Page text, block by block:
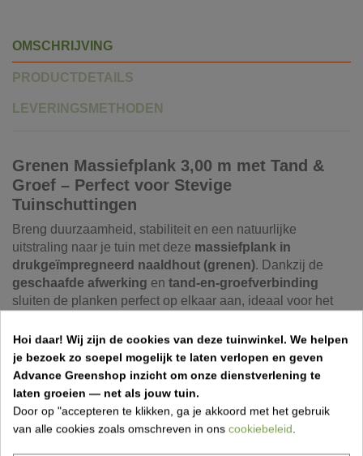
OMSCHRIJVING
PRODUCTDETAILS
LEVERINGSMETHODEN
Grenen Massiefplank 3,00 m met Tand &
Groef – Perfect voor Stevige
Tuinschuttingen
Breng duurzaamheid, stabiliteit en een natuurlijke
uitstraling naar je tuin met deze massiefplank in
drukgeïmpregneerd naaldhout (grenen). Dankzij de
geschaafde afwerking en tand‑en‑groefverbinding
sluiten de planken perfect op elkaar aan, ideaal voor het
Deze planken passen moeiteloos in zowelhoutenals
betonnen gleufpalen, waardoor je volledige vrijheid hebt
in de keuze van je tuinafsluiting. Voor een afsluiting van
1,83 m hoogteheb je 14 planken
bovenste plank zonder tand wordt geplaatst voor een nette
afwerking.
Hoi daar! Wij zijn de cookies van deze tuinwinkel. We helpen
je bezoek zo soepel mogelijk te laten verlopen en geven
Advance Greenshop inzicht om onze dienstverlening te
laten groeien — net als jouw tuin.
Door op "accepteren te klikken, ga je akkoord met het gebruik
van alle cookies zoals omschreven in ons cookiebeleid.